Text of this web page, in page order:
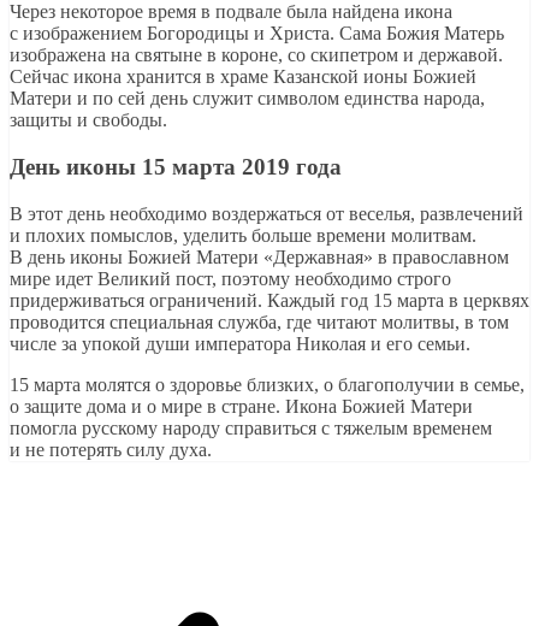
Через некоторое время в подвале была найдена икона
с изображением Богородицы и Христа. Сама Божия Матерь
изображена на святыне в короне, со скипетром и державой.
Сейчас икона хранится в храме Казанской ионы Божией
Матери и по сей день служит символом единства народа,
защиты и свободы.
День иконы 15 марта 2019 года
В этот день необходимо воздержаться от веселья, развлечений
и плохих помыслов, уделить больше времени молитвам.
В день иконы Божией Матери «Державная» в православном
мире идет Великий пост, поэтому необходимо строго
придерживаться ограничений. Каждый год 15 марта в церквях
проводится специальная служба, где читают молитвы, в том
числе за упокой души императора Николая и его семьи.
15 марта молятся о здоровье близких, о благополучии в семье,
о защите дома и о мире в стране. Икона Божией Матери
помогла русскому народу справиться с тяжелым временем
и не потерять силу духа.